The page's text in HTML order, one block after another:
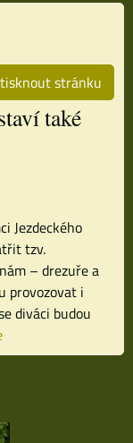
stránku
také
Jezdeckého
tzv.
– drezuře a
provozovat i
diváci budou